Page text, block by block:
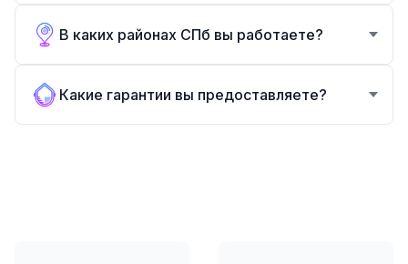
В каких районах СПб вы работаете?
Какие гарантии вы предоставляете?